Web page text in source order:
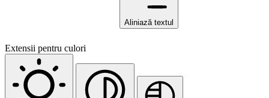
Aliniază textul
Extensii pentru culori